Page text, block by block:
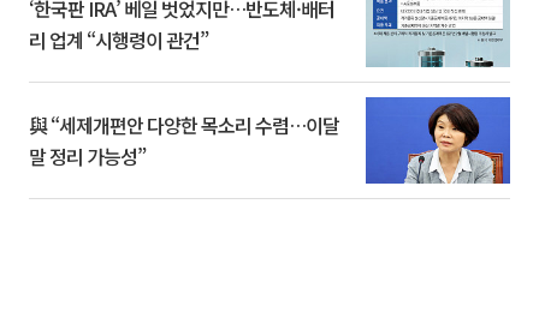
‘한국판 IRA’ 베일 벗었지만…반도체·배터
리 업계 “시행령이 관건”
與 “세제개편안 다양한 목소리 수렴…이달
말 정리 가능성”